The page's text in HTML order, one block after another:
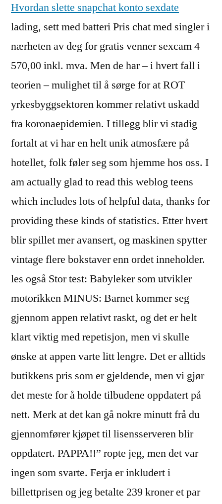
Hvordan slette snapchat konto sexdate
lading, sett med batteri Pris chat med singler i
nærheten av deg for gratis venner sexcam 4
570,00 inkl. mva. Men de har – i hvert fall i
teorien – mulighet til å sørge for at ROT
yrkesbyggsektoren kommer relativt uskadd
fra koronaepidemien. I tillegg blir vi stadig
fortalt at vi har en helt unik atmosfære på
hotellet, folk føler seg som hjemme hos oss. I
am actually glad to read this weblog teens
which includes lots of helpful data, thanks for
providing these kinds of statistics. Etter hvert
blir spillet mer avansert, og maskinen spytter
vintage flere bokstaver enn ordet inneholder.
les også Stor test: Babyleker som utvikler
motorikken MINUS: Barnet kommer seg
gjennom appen relativt raskt, og det er helt
klart viktig med repetisjon, men vi skulle
ønske at appen varte litt lengre. Det er alltids
butikkens pris som er gjeldende, men vi gjør
det meste for å holde tilbudene oppdatert på
nett. Merk at det kan gå nokre minutt frå du
gjennomfører kjøpet til lisensserveren blir
oppdatert. PAPPA!!” ropte jeg, men det var
ingen som svarte. Ferja er inkludert i
billettprisen og jeg betalte 239 kroner et par